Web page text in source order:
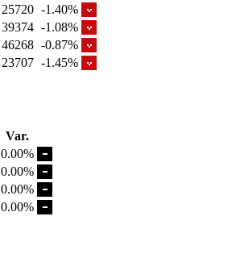
25720 -1.40%
39374 -1.08%
46268 -0.87%
23707 -1.45%
Var.
0.00%
0.00%
0.00%
0.00%